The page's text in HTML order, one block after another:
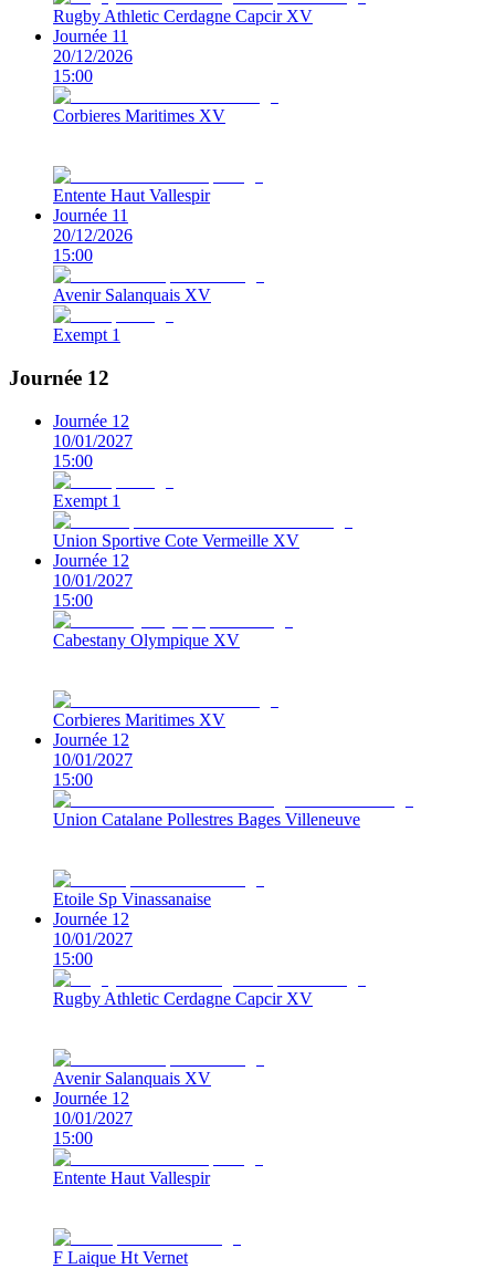
Rugby Athletic Cerdagne Capcir XV
Journée 11
20/12/2026
15:00
Corbieres Maritimes XV
Entente Haut Vallespir
Journée 11
20/12/2026
15:00
Avenir Salanquais XV
Exempt 1
Journée 12
Journée 12
10/01/2027
15:00
Exempt 1
Union Sportive Cote Vermeille XV
Journée 12
10/01/2027
15:00
Cabestany Olympique XV
Corbieres Maritimes XV
Journée 12
10/01/2027
15:00
Union Catalane Pollestres Bages Villeneuve
Etoile Sp Vinassanaise
Journée 12
10/01/2027
15:00
Rugby Athletic Cerdagne Capcir XV
Avenir Salanquais XV
Journée 12
10/01/2027
15:00
Entente Haut Vallespir
F Laique Ht Vernet